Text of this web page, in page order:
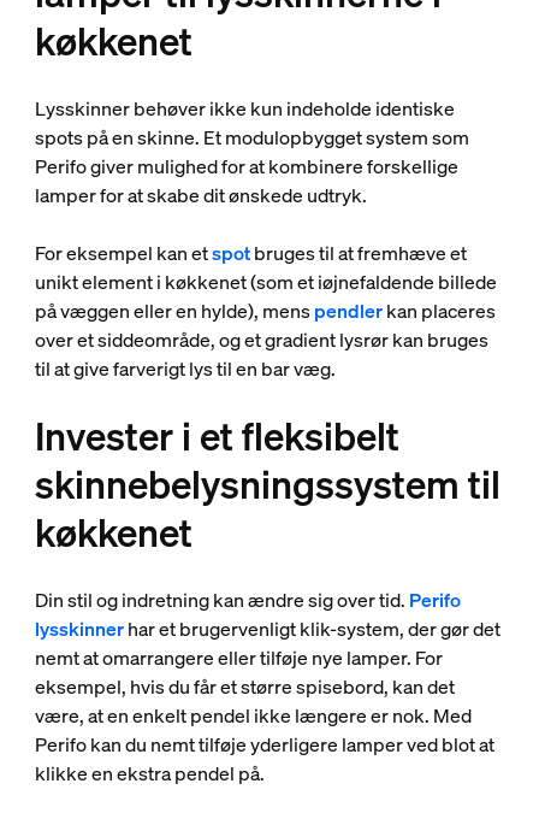
køkkenet
Lysskinner behøver ikke kun indeholde identiske
spots på en skinne. Et modulopbygget system som
Perifo giver mulighed for at kombinere forskellige
lamper for at skabe dit ønskede udtryk.
For eksempel kan etspotbruges til at fremhæve et
unikt element i køkkenet (som et iøjnefaldende billede
på væggen eller en hylde), menspendlerkan placeres
over et siddeområde, og et gradient lysrør kan bruges
til at give farverigt lys til en bar væg.
Invester i et fleksibelt
skinnebelysningssystem til
køkkenet
Din stil og indretning kan ændre sig over tid. Perifo
lysskinnerhar et brugervenligt klik-system, der gør det
nemt at omarrangere eller tilføje nye lamper. For
eksempel, hvis du får et større spisebord, kan det
være, at en enkelt pendel ikke længere er nok. Med
Perifo kan du nemt tilføje yderligere lamper ved blot at
klikke en ekstra pendel på.